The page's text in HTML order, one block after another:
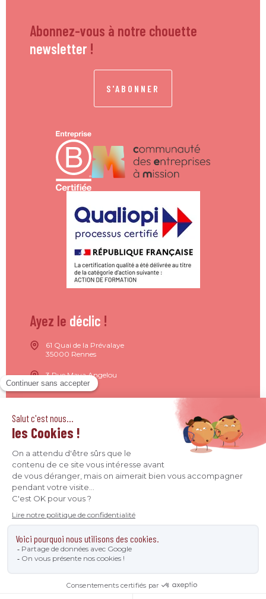
Abonnez-vous à notre chouette
newsletter !
S'ABONNER
Ayez le déclic !
61 Quai de la Prévalaye
35000 Rennes
3 Rue Maya Angelou
44200 Nantes
4 Quai Jean Moulin
09 71 37 26 34
contact@agence-declic.fr
Agence Déclic 2026 - Tous droits réservés © -Mentions